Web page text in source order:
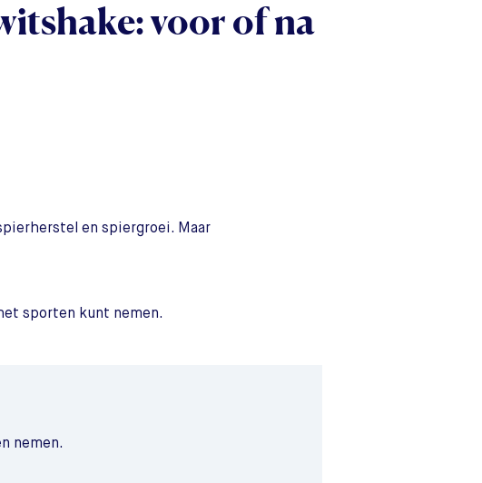
voor of na
en spiergroei. Maar
sporten kunt nemen.
nemen.